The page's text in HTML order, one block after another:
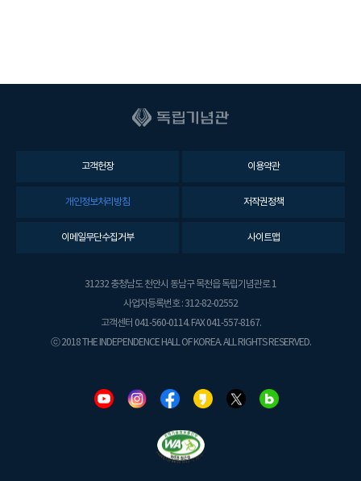
고객헌장 이용약관
개인정보처리방침 저작권정책
이메일무단수집거부 사이트맵
31232 충청남도 천안시 동남구 목천읍 독립기념관로 1
사업자등록번호 : 312-82-02552
고객센터 041-560-0114. FAX 041-557-8167.
ⓒ 2018 THE INDEPENDENCE HALL OF KOREA. ALL RIGHTS RESERVED.